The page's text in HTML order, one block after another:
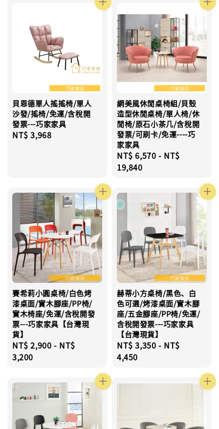
貝恩德單人搖搖椅/單人
沙發/搖椅/免運/含稅開
發票---巧家家具
Regular
NT$ 3,968
網美風休閒桌椅組/貝殼
造型休閒桌椅/單人椅/休
閒椅/原石小茶几/含稅開
發票/可刷卡/免運----巧
家家具
Regular
price
NT$ 6,570 - NT$
19,840
賽希莉小圓桌椅/白色烤
漆桌面/實木腳座/PP椅/
實木椅座/免運/含稅開發
票---巧家家具【台灣現
貨】
Regular
price
NT$ 2,900 - NT$
3,200
赫蒂小方桌椅/黑色、白
色可選/烤漆桌面/實木腳
座/五金腳座/PP椅/免運/
含稅開發票---巧家家具
【台灣現貨】
Regular
price
NT$ 3,350 - NT$
4,450